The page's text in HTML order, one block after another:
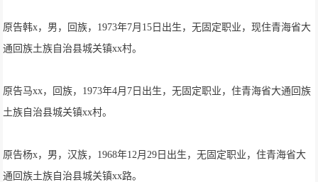
原告韩x，男，回族，1973年7月15日出生，无固定职业，现住青海省大
通回族土族自治县城关镇xx村。
原告马xx，回族，1973年4月7日出生，无固定职业，住青海省大通回族
土族自治县城关镇xx村。
原告杨x，男，汉族，1968年12月29日出生，无固定职业，住青海省大
通回族土族自治县城关镇xx路。